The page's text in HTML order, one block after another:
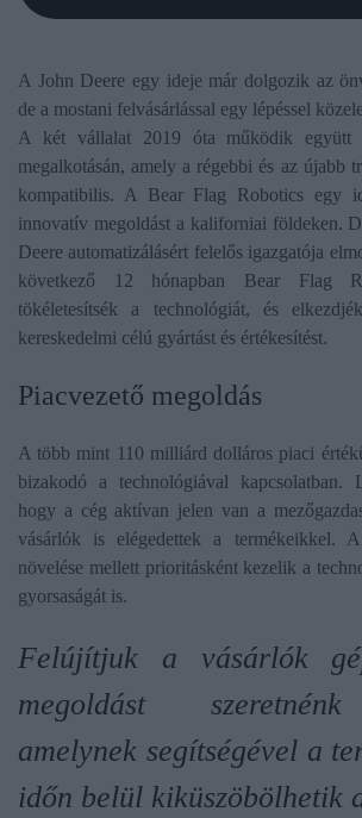
A John Deere egy ideje már dolgozik az
de a mostani felvásárlással egy lépéssel
A két vállalat 2019 óta működik együtt
megalkotásán, amely a régebbi és az újabb
kompatibilis. A Bear Flag Robotics egy
innovatív megoldást a kaliforniai földeken.
Deere automatizálásért felelős igazgatója
következő 12 hónapban Bear Flag
tökéletesítsék a technológiát, és
kereskedelmi célú gyártást és értékesítést.
Piacvezető megoldás
A több mint 110 milliárd dolláros piaci
bizakodó a technológiával kapcsolatban.
hogy a cég aktívan jelen van a
vásárlók is elégedettek a termékeikkel.
növelése mellett prioritásként kezelik a
gyorsaságát is.
Felújítjuk a vásárlók
megoldást
amelynek segítségével a
időn belül kiküszöbölhetik